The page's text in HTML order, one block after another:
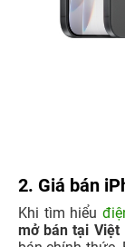
2. Giá bán
Khi tìm hiểu
mở bán tại Việt